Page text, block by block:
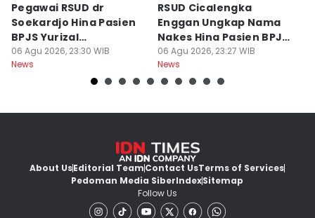
Pegawai RSUD dr
Soekardjo Hina Pasien
BPJS Yurizal
Mengundurkan Diri
06 Agu 2026, 23:30 WIB
News
RSUD Cicalengka
Enggan Ungkap Nama
Nakes Hina Pasien BPJS
Yurizal
06 Agu 2026, 23:27 WIB
News
About UsEditorial TeamContact UsTerms of Services
Pedoman Media SiberIndexSitemap
Follow Us